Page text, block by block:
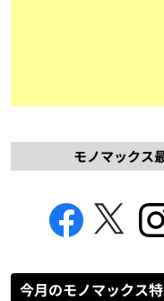
モノマックス
今月のモノマックス